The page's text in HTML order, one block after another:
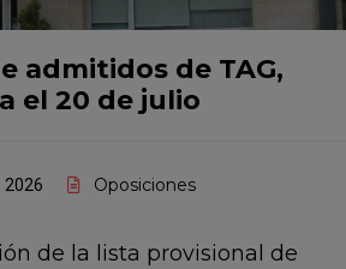
admitidos de TAG,
el 20 de julio
2026 Oposiciones
de la lista provisional de